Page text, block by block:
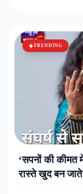
TRENDING
‘सपनों की कीमत
रास्ते खुद बन जाते